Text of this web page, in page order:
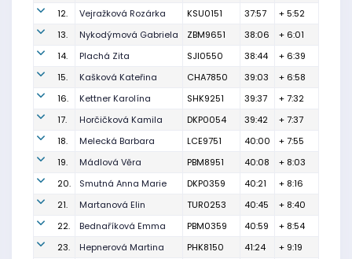
12.
Vejražková Rozárka KSU0151 37:57
+ 5:52
13.
Nykodýmová Gabriela ZBM9651 38:06
+ 6:01
14.
Plachá Zita SJI0550 38:44
+ 6:39
15.
Kašková Kateřina CHA7850 39:03
+ 6:58
16.
Kettner Karolína SHK9251 39:37
+ 7:32
17.
Horčičková Kamila DKP0054 39:42
+ 7:37
18.
Melecká Barbara LCE9751 40:00
+ 7:55
19.
Mádlová Věra PBM8951 40:08
+ 8:03
20.
Smutná Anna Marie DKP0359 40:21
+ 8:16
21.
Martanová Elin TUR0253 40:45
+ 8:40
22.
Bednaříková Emma PBM0359 40:59
+ 8:54
23.
Hepnerová Martina PHK8150 41:24
+ 9:19